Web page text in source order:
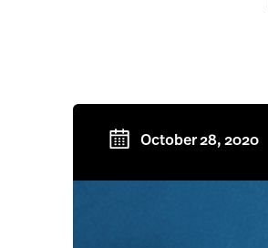
October 28, 2020